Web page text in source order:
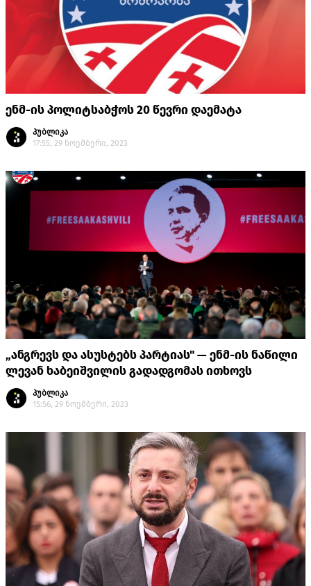
ენმ-ის პოლიტსაბჭოს 20 წევრი დაემატა
პუბლიკა
17:55, 29 ნოემბერი, 2023
„ანგრევს და ასუსტებს პარტიას" — ენმ-ის ნაწილი
ლევან ხაბეიშვილის გადადგომას ითხოვს
პუბლიკა
15:56, 29 ნოემბერი, 2023